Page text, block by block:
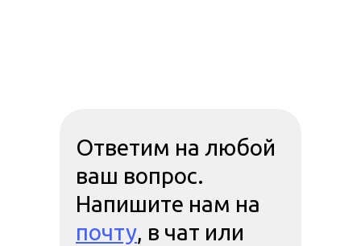
Ответим на любой
ваш вопрос.
Напишите нам на
почту, в чат или